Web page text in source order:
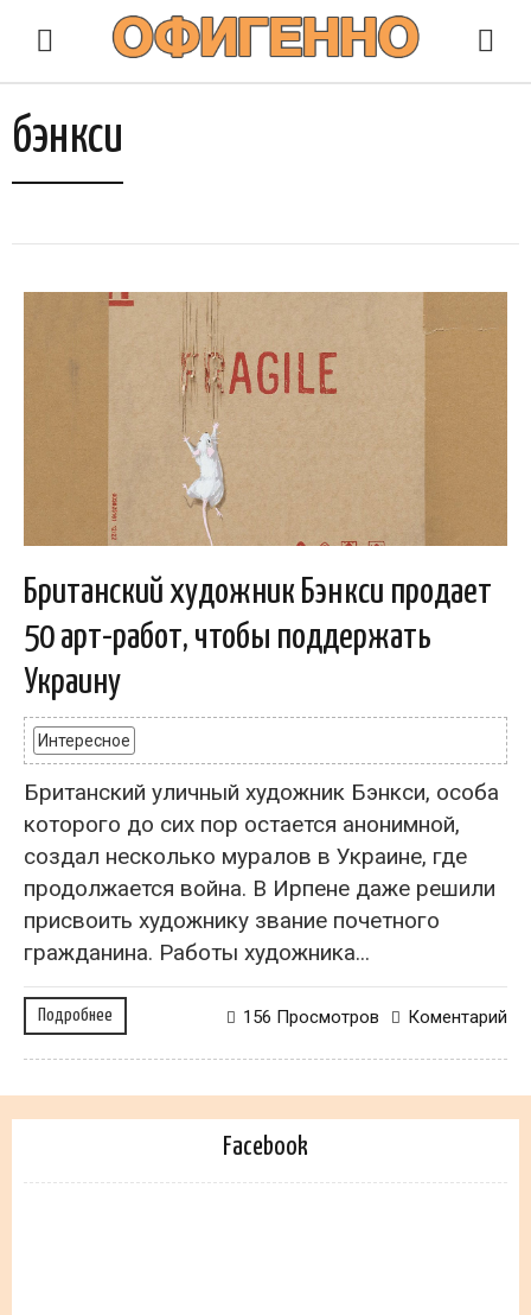
бэнкси
Британский художник Бэнкси продает
50 арт-работ, чтобы поддержать
Украину
Интересное
Британский уличный художник Бэнкси, особа
которого до сих пор остается анонимной,
создал несколько муралов в Украине, где
продолжается война. В Ирпене даже решили
присвоить художнику звание почетного
гражданина. Работы художника...
Подробнее Коментарий
156 Просмотров
Facebook